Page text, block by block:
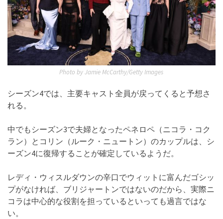
Photo by Jamie McCarthy/Getty Images
シーズン4では、主要キャスト全員が戻ってくると予想さ
れる。
中でもシーズン3で夫婦となったペネロペ（ニコラ・コク
ラン）とコリン（ルーク・ニュートン）のカップルは、シ
ーズン4に復帰することが確定しているようだ。
レディ・ウィスルダウンの辛口でウィットに富んだゴシッ
プがなければ、ブリジャートンではないのだから、実際ニ
コラは中心的な役割を担っているといっても過言ではな
い。